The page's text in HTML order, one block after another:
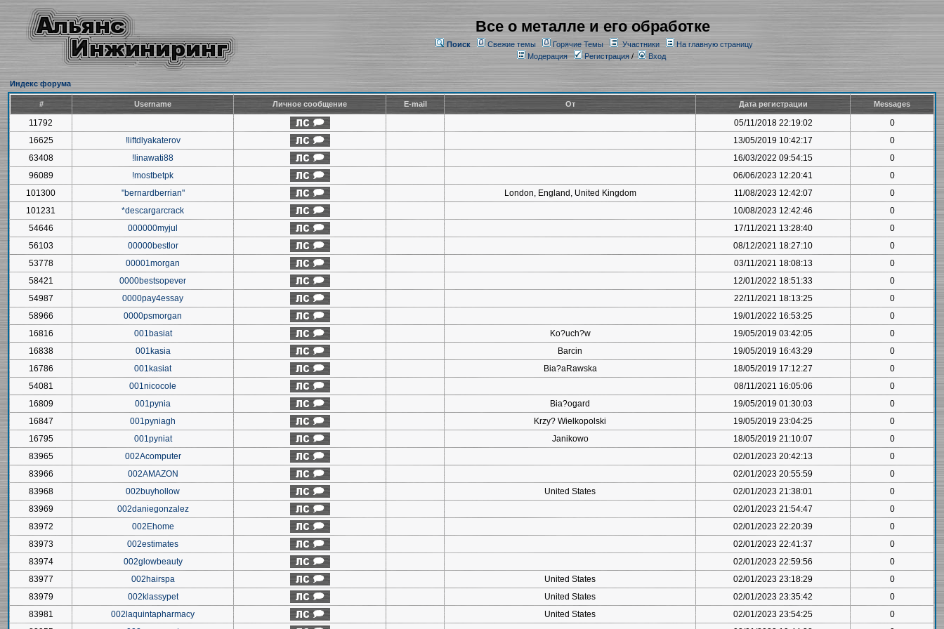
Все о металле и его обработке
Поиск Свежие темы Горячие Темы Участники
На главную страницу
Модерация
Регистрация/ Вход
Индекс форума
# Username Личное сообщение E-mail От Дата регистрации Messages
11792 05/11/2018 22:19:02
0
16625
!liftdlyakaterov 13/05/2019 10:42:17
0
63408
!linawati88 16/03/2022 09:54:15
0
96089
!mostbetpk 06/06/2023 12:20:41
0
101300
"bernardberrian" London, England, United Kingdom 11/08/2023 12:42:07
0
101231
*descargarcrack 10/08/2023 12:42:46
0
54646
000000myjul 17/11/2021 13:28:40
0
56103
00000bestlor 08/12/2021 18:27:10
0
53778
00001morgan 03/11/2021 18:08:13
0
58421
0000bestsopever 12/01/2022 18:51:33
0
54987
0000pay4essay 22/11/2021 18:13:25
0
58966
0000psmorgan 19/01/2022 16:53:25
0
16816
001basiat Ko?uch?w 19/05/2019 03:42:05
0
16838
001kasia Barcin 19/05/2019 16:43:29
0
16786
001kasiat Bia?aRawska 18/05/2019 17:12:27
0
54081
001nicocole 08/11/2021 16:05:06
0
16809
001pynia Bia?ogard 19/05/2019 01:30:03
0
16847
001pyniagh Krzy? Wielkopolski 19/05/2019 23:04:25
0
16795
001pyniat Janikowo 18/05/2019 21:10:07
0
83965
002Acomputer 02/01/2023 20:42:13
0
83966
002AMAZON 02/01/2023 20:55:59
0
83968
002buyhollow United States 02/01/2023 21:38:01
0
83969
002daniegonzalez 02/01/2023 21:54:47
0
83972
002Ehome 02/01/2023 22:20:39
0
83973
002estimates 02/01/2023 22:41:37
0
83974
002glowbeauty 02/01/2023 22:59:56
0
83977
002hairspa United States 02/01/2023 23:18:29
0
83979
002klassypet United States 02/01/2023 23:35:42
0
83981
002laquintapharmacy United States 02/01/2023 23:54:25
0